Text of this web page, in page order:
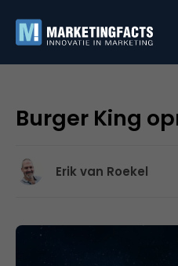
Burger King
Erik van Roekel